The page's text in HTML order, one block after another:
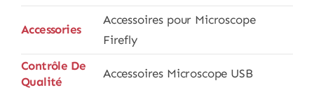
Accessories
Accessoires pour Microscope
Firefly
Contrôle De
Qualité
Accessoires Microscope USB